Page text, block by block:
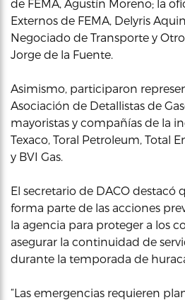
de FEMA, Agustín Moreno; la
Externos de FEMA, Delyris
Negociado de Transporte y
Jorge de la Fuente.
Asimismo, participaron
Asociación de Detallistas de
mayoristas y compañías de la
Texaco, Toral Petroleum, Total
y BVI Gas.
El secretario de DACO destacó
forma parte de las acciones
la agencia para proteger a los
asegurar la continuidad de
durante la temporada de
“Las emergencias requieren